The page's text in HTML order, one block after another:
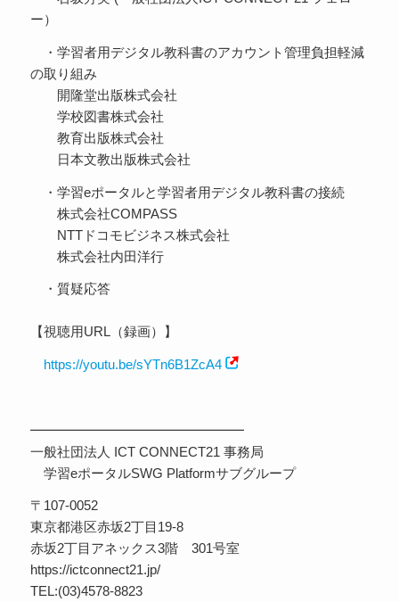
ー）
・学習者用デジタル教科書のアカウント管理負担軽減
の取り組み
開隆堂出版株式会社
学校図書株式会社
教育出版株式会社
日本文教出版株式会社
・学習eポータルと学習者用デジタル教科書の接続
株式会社COMPASS
NTTドコモビジネス株式会社
株式会社内田洋行
・質疑応答
【視聴用URL（録画）】
https://youtu.be/sYTn6B1ZcA4
━━━━━━━━━━━━━━━━
一般社団法人 ICT CONNECT21 事務局
学習eポータルSWG Platformサブグループ
〒107-0052
東京都港区赤坂2丁目19-8
赤坂2丁目アネックス3階 301号室
https://ictconnect21.jp/
TEL:(03)4578-8823